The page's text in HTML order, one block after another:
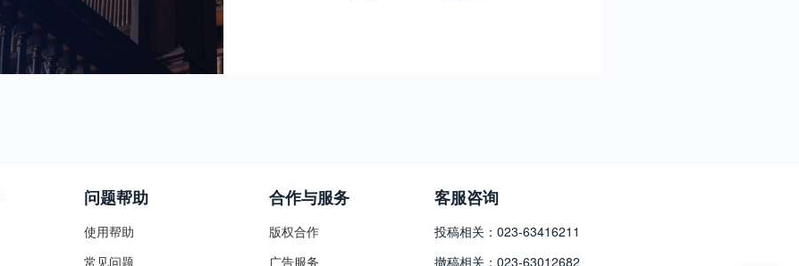
问题帮助
使用帮助
常见问题
合作与服务
版权合作
广告服务
客服咨询
投稿相关：023-63416211
撤稿相关：023-63012682